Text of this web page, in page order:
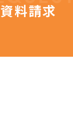
資料請求